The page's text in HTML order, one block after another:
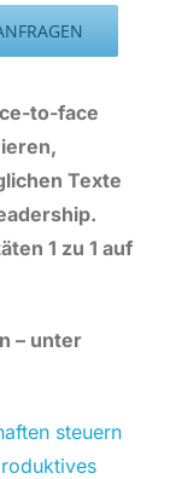
to-face
Texte
1 zu 1 auf
– unter
steuern